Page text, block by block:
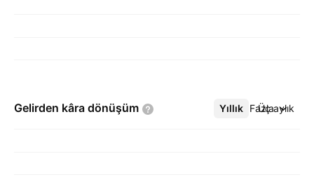
Gelirden kâra dönüşüm Yıllık Üç aylık
Daha Fazla